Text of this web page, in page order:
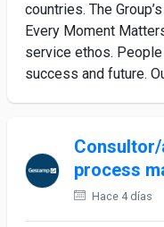
countries. The
Every Moment
service ethos.
success and future.
process
Hace 4 días